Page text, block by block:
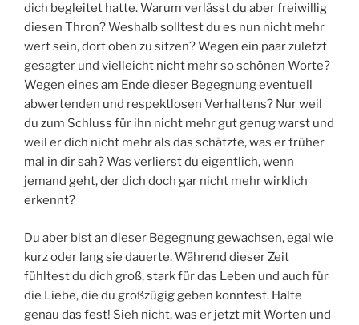
dich begleitet hatte. Warum verlässt du aber freiwillig
diesen Thron? Weshalb solltest du es nun nicht mehr
wert sein, dort oben zu sitzen? Wegen ein paar zuletzt
gesagter und vielleicht nicht mehr so schönen Worte?
Wegen eines am Ende dieser Begegnung eventuell
abwertenden und respektlosen Verhaltens? Nur weil
du zum Schluss für ihn nicht mehr gut genug warst und
weil er dich nicht mehr als das schätzte, was er früher
mal in dir sah? Was verlierst du eigentlich, wenn
jemand geht, der dich doch gar nicht mehr wirklich
erkennt?
Du aber bist an dieser Begegnung gewachsen, egal wie
kurz oder lang sie dauerte. Während dieser Zeit
fühltest du dich groß, stark für das Leben und auch für
die Liebe, die du großzügig geben konntest. Halte
genau das fest! Sieh nicht, was er jetzt mit Worten und